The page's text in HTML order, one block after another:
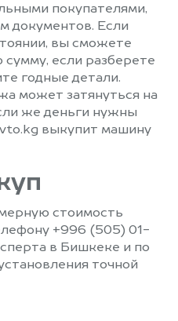
покупателями,
документов. Если
вы сможете
если разберете
годные детали.
может затянуться на
же деньги нужны
выкупит машину
стоимость
+996 (505) 01-
в Бишкеке и по
точной